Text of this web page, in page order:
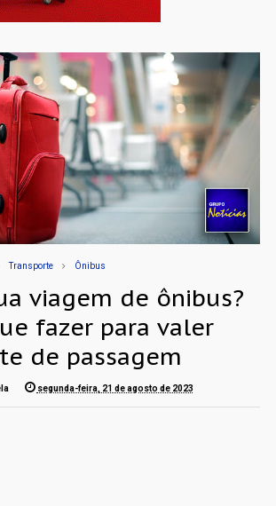
Transporte Ônibus
viagem de ônibus?
fazer para valer
de passagem
segunda-feira, 21 de agosto de 2023